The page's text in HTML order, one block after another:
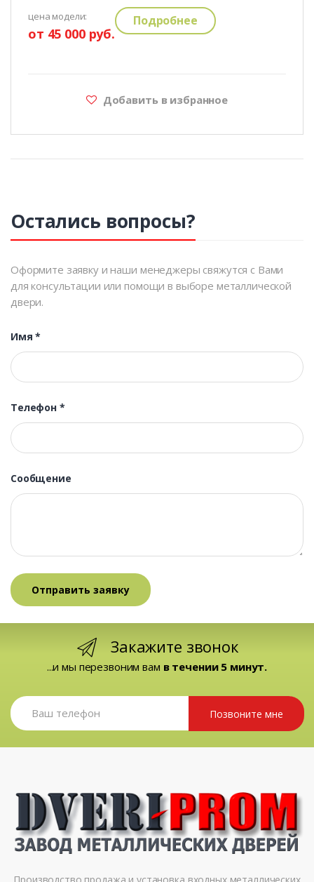
цена модели:
от 45 000 руб.
Подробнее
Добавить в избранное
Остались вопросы?
Оформите заявку и наши менеджеры свяжутся с Вами
для консультации или помощи в выборе металлической
двери.
Имя*
Телефон *
Сообщение
Закажите звонок
...и мы перезвоним вам в течении 5 минут.
Позвоните мне